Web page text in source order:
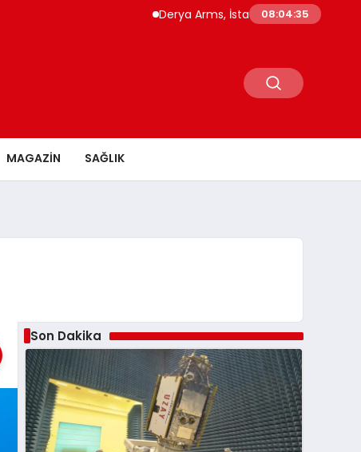
Derya Arms, İstanbul Prohunt 2026’da
08:04:36
MAGAZİN SAĞLIK
Son Dakika